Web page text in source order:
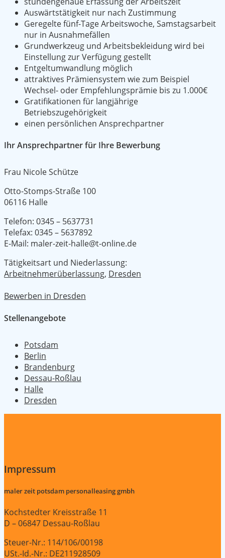
Auswärtstätigkeit nur nach Zustimmung
Geregelte fünf-Tage Arbeitswoche, Samstagsarbeit
nur in Ausnahmefällen
Grundwerkzeug und Arbeitsbekleidung wird bei
Einstellung zur Verfügung gestellt
Entgeltumwandlung möglich
attraktives Prämiensystem wie zum Beispiel
Wechsel- oder Empfehlungsprämie bis zu 1.000€
Gratifikationen für langjährige
Betriebszugehörigkeit
einen persönlichen Ansprechpartner
Ihr Ansprechpartner für Ihre Bewerbung
Frau Nicole Schütze
Otto-Stomps-Straße 100
06116 Halle
Telefon: 0345 – 5637731
Telefax: 0345 – 5637892
E-Mail: maler-zeit-halle@t-online.de
Tätigkeitsart und Niederlassung:
Arbeitnehmerüberlassung, Dresden
Bewerben in Dresden
Stellenangebote
Potsdam
Berlin
Brandenburg
Dessau-Roßlau
Halle
Dresden
Impressum
maler zeit potsdam personalleasing gmbh
Kochstedter Kreisstraße 11
D – 06847 Dessau-Roßlau
Steuer-Nr.: 114/106/00198
USt.-Id.-Nr.: DE211928509